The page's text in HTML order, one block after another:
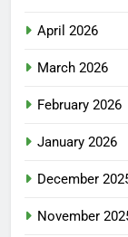
April 2026
March 2026
February 2026
January 2026
December
November